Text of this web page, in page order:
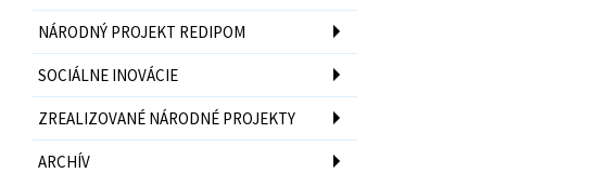
NÁRODNÝ PROJEKT REDIPOM
SOCIÁLNE INOVÁCIE
ZREALIZOVANÉ NÁRODNÉ PROJEKTY
ARCHÍV